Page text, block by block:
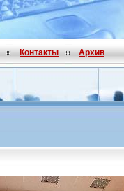
Контакты Архив